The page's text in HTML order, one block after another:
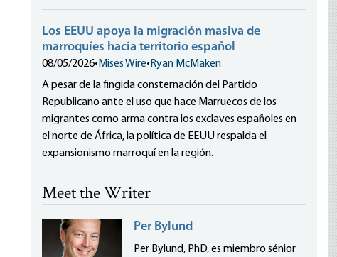
Los EEUU apoya la migración masiva de
marroquíes hacia territorio español
08/05/2026• Mises Wire• Ryan McMaken
A pesar de la fingida consternación del Partido
Republicano ante el uso que hace Marruecos de los
migrantes como arma contra los exclaves españoles en
el norte de África, la política de EEUU respalda el
expansionismo marroquí en la región.
Meet the Writer
Per Bylund
Per Bylund, PhD, es miembro sénior